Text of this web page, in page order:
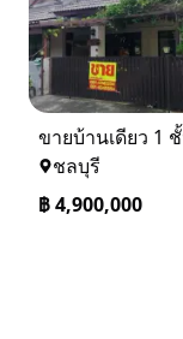
ชลบุรี
฿4,900,000